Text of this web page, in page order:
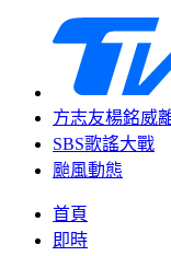
方志友楊銘威
SBS歌謠大戰
颱風動態
首頁
即時